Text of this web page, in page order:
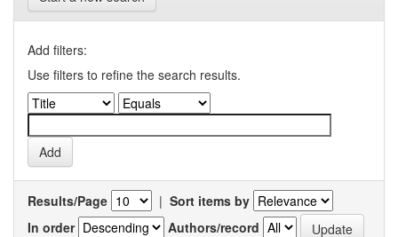
Add filters:
Use filters to refine the search results.
Results/Page | Sort items by
In order
Authors/record